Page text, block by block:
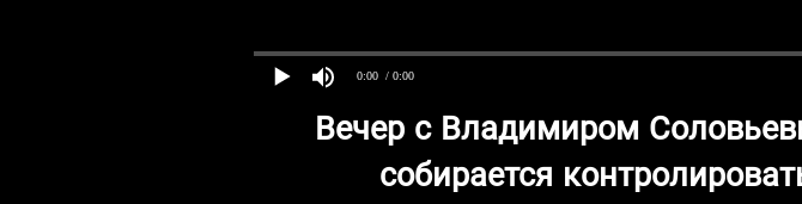
0:00 / 0:00
Вечер с Владимиром
собирается